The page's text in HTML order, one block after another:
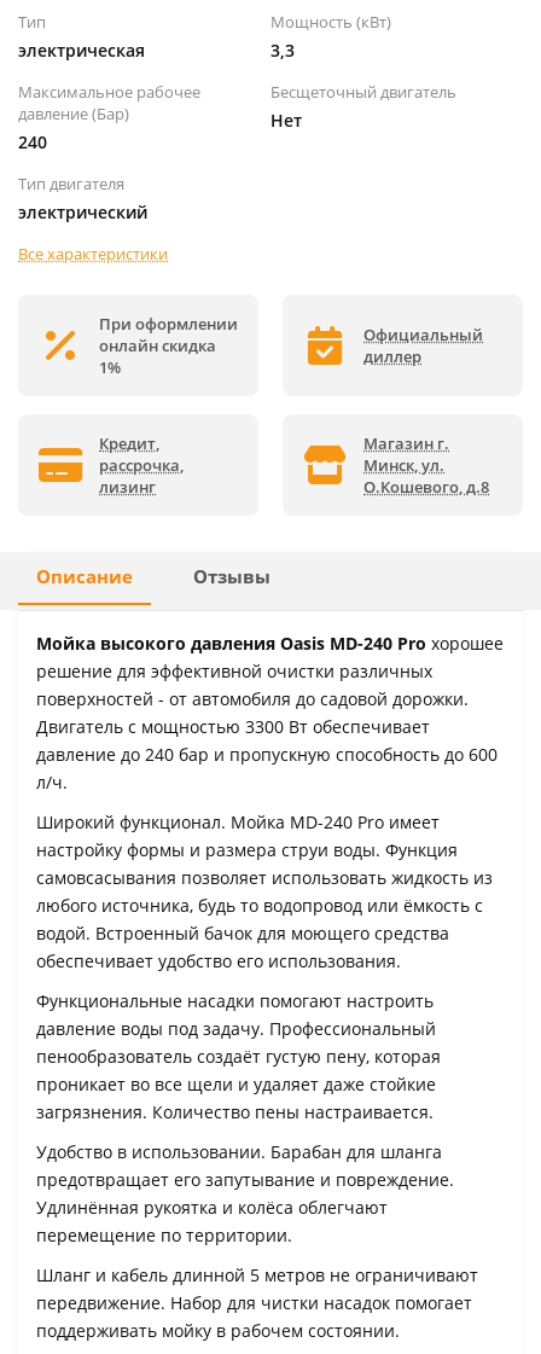
Тип
электрическая
Мощность (кВт)
3,3
Максимальное рабочее
давление (Бар)
240
Бесщеточный двигатель
Нет
Тип двигателя
электрический
Все характеристики
При оформлении
онлайн скидка
1%
Официальный
диллер
Кредит,
рассрочка,
лизинг
Магазин г.
Минск, ул.
О.Кошевого, д.8
Описание Отзывы
Мойка высокого давления Oasis MD-240 Pro хорошее
решение для эффективной очистки различных
поверхностей - от автомобиля до садовой дорожки.
Двигатель с мощностью 3300 Вт обеспечивает
давление до 240 бар и пропускную способность до 600
л/ч.
Широкий функционал. Мойка MD-240 Pro имеет
настройку формы и размера струи воды. Функция
самовсасывания позволяет использовать жидкость из
любого источника, будь то водопровод или ёмкость с
водой. Встроенный бачок для моющего средства
обеспечивает удобство его использования.
Функциональные насадки помогают настроить
давление воды под задачу. Профессиональный
пенообразователь создаёт густую пену, которая
проникает во все щели и удаляет даже стойкие
загрязнения. Количество пены настраивается.
Удобство в использовании. Барабан для шланга
предотвращает его запутывание и повреждение.
Удлинённая рукоятка и колёса облегчают
перемещение по территории.
Шланг и кабель длинной 5 метров не ограничивают
передвижение. Набор для чистки насадок помогает
поддерживать мойку в рабочем состоянии.